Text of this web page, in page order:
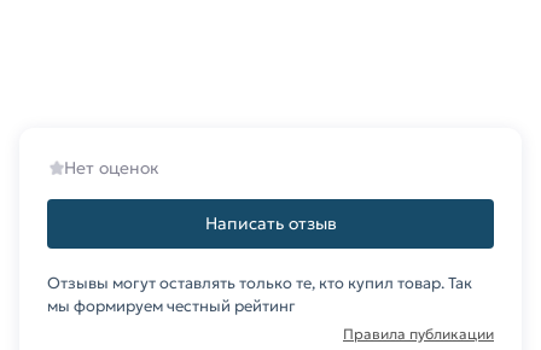
Нет оценок
Написать отзыв
Отзывы могут оставлять только те, кто купил товар. Так
мы формируем честный рейтинг
Правила публикации